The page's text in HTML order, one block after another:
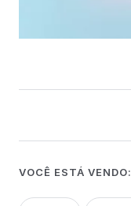
VOCÊ ESTÁ VENDO: